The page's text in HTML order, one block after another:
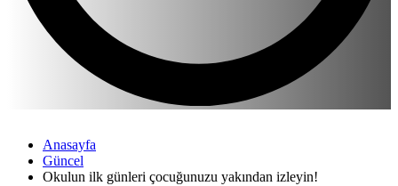
Anasayfa
Güncel
Okulun ilk günleri çocuğunuzu yakından izleyin!